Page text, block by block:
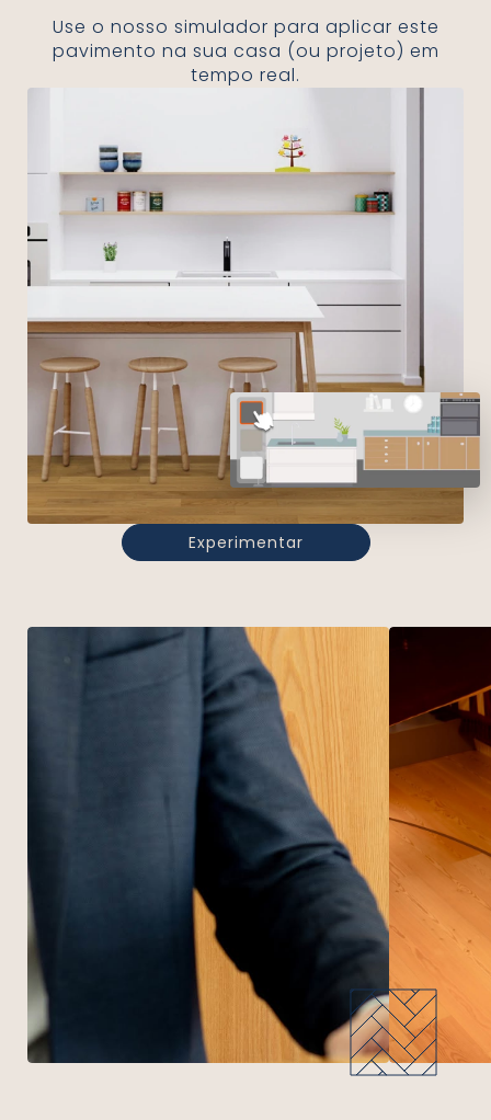
Use o nosso simulador para aplicar este
pavimento na sua casa (ou projeto) em
tempo real.
Experimentar